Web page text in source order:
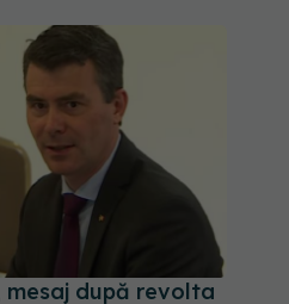
mesaj după revolta